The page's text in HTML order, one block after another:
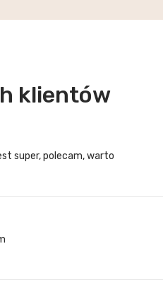
klientów
super, polecam, warto